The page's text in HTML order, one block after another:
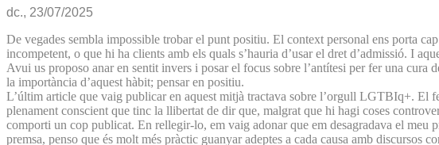
dc., 23/07/2025
De vegades sembla impossible trobar el punt positiu. El context personal ens porta
incompetent, o que hi ha clients amb els quals s’hauria d’usar el dret d’admissió. I
Avui us proposo anar en sentit invers i posar el focus sobre l’antítesi per fer una cura
la importància d’aquest hàbit; pensar en positiu.
L’últim article que vaig publicar en aquest mitjà tractava sobre l’orgull LGTBIq+. El
plenament conscient que tinc la llibertat de dir que, malgrat que hi hagi coses
comporti un cop publicat. En rellegir-lo, em vaig adonar que em desagradava el
premsa, penso que és molt més pràctic guanyar adeptes a cada causa amb